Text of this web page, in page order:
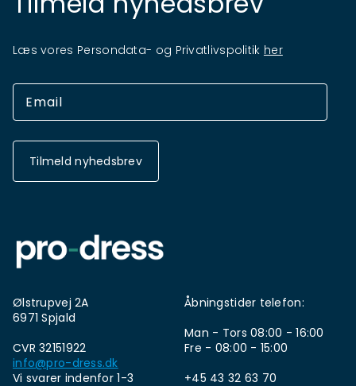
Læs vores Persondata- og Privatlivspolitik her
Tilmeld nyhedsbrev
Ølstrupvej 2A
6971 Spjald
CVR 32151922
info@pro-dress.dk
Vi svarer indenfor 1-3
Åbningstider telefon:
Man - Tors 08:00 - 16:00
Fre - 08:00 - 15:00
+45 43 32 63 70